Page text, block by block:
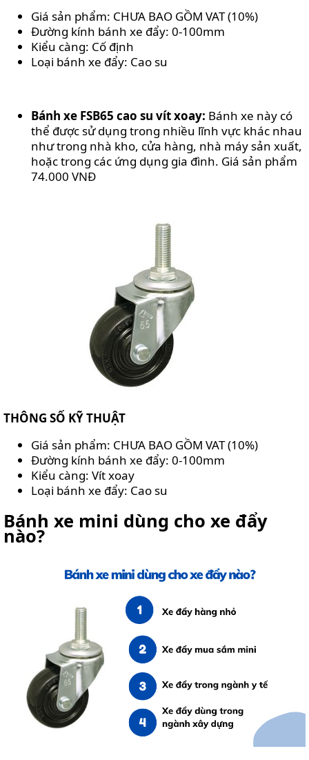
Giá sản phẩm: CHƯA BAO GỒM VAT (10%)
Đường kính bánh xe đẩy: 0-100mm
Kiểu càng: Cố định
Loại bánh xe đẩy: Cao su
Bánh xe FSB65 cao su vít xoay: Bánh xe này có
thể được sử dụng trong nhiều lĩnh vực khác nhau
như trong nhà kho, cửa hàng, nhà máy sản xuất,
hoặc trong các ứng dụng gia đình. Giá sản phẩm
74.000 VNĐ
THÔNG SỐ KỸ THUẬT
Giá sản phẩm: CHƯA BAO GỒM VAT (10%)
Đường kính bánh xe đẩy: 0-100mm
Kiểu càng: Vít xoay
Loại bánh xe đẩy: Cao su
Bánh xe mini dùng cho xe đẩy
nào?